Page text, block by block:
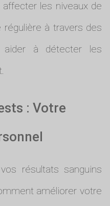
les niveaux de
régulière à travers des
aider à détecter les
: Votre
résultats sanguins
améliorer votre